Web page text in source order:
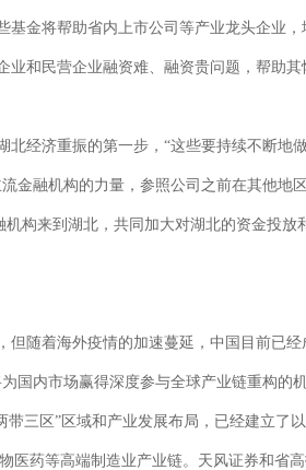
基金将帮助省内上市公司等产业龙头企业
业和民营企业融资难、融资贵问题，帮助
经济重振的第一步，“这些要持续不断地
金融机构的力量，参照公司之前在其他地
构来到湖北，共同加大对湖北的资金投放
但随着海外疫情的加速蔓延，中国目前已
国内市场赢得深度参与全球产业链重构的
三区”区域和产业发展布局，已经建立了
医药等高端制造业产业链。天风证券和省